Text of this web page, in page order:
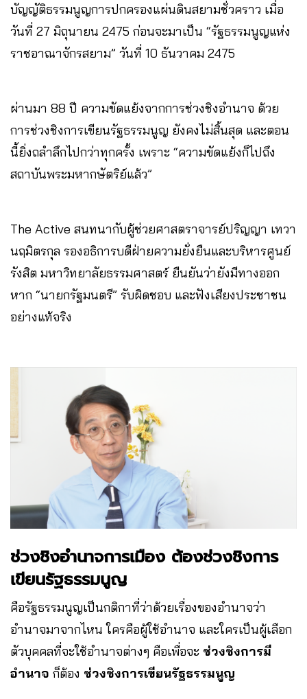
บัญญัติธรรมนูญการปกครองแผ่นดินสยามชั่วคราว เมื่อ
วันที่ 27 มิถุนายน 2475 ก่อนจะมาเป็น “รัฐธรรมนูญแห่ง
ราชอาณาจักรสยาม” วันที่ 10 ธันวาคม 2475
ผ่านมา 88 ปี ความขัดแย้งจากการช่วงชิงอำนาจ ด้วย
การช่วงชิงการเขียนรัฐธรรมนูญ ยังคงไม่สิ้นสุด และตอน
นี้ยิ่งถลำลึกไปกว่าทุกครั้ง เพราะ “ความขัดแย้งก็ไปถึง
สถาบันพระมหากษัตริย์แล้ว”
The Active สนทนากับผู้ช่วยศาสตราจารย์ปริญญา เทวา
นฤมิตรกุล รองอธิการบดีฝ่ายความยั่งยืนและบริหารศูนย์
รังสิต มหาวิทยาลัยธรรมศาสตร์ ยืนยันว่ายังมีทางออก
หาก “นายกรัฐมนตรี” รับผิดชอบ และฟังเสียงประชาชน
อย่างแท้จริง
ช่วงชิงอำนาจการเมือง ต้องช่วงชิงการ
เขียนรัฐธรรมนูญ
คือรัฐธรรมนูญเป็นกติกาที่ว่าด้วยเรื่องของอำนาจว่า
อำนาจมาจากไหน ใครคือผู้ใช้อำนาจ และใครเป็นผู้เลือก
ตัวบุคคลที่จะใช้อำนาจต่างๆ คือเพื่อจะ ช่วงชิงการมี
อำนาจ ก็ต้อง ช่วงชิงการเขียนรัฐธรรมนูญ